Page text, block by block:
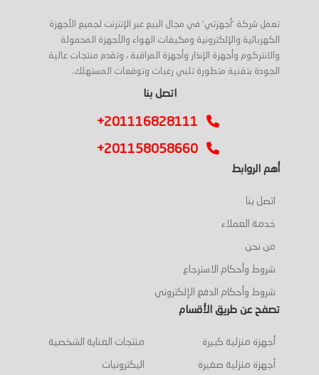
تعمل شركة 'أجهزتي' في مجال البيع عبر الإنترنت لجميع الأجهزة
الكهربائية والإلكترونية ومكيفات الهواء والأجهزة المحمولة
والانتركوم وأجهزة الإنذار وأجهزة المراقبة ، وتقدم منتجات عالية
الجودة بتقنية متطورة تلبي رغبات وتوقعات المستهلك.
اتصل بنا
+201116828111
+201158058660
أهم الروابط
اتصل بنا
خدمة العملاء
من نحن
شروط وأحكام الاسترجاع
شروط وأحكام الدفع الإلكتروني
تصفح عن طريق الأقسام
أجهزة منزلية كبيرة
أجهزة منزلية صغيرة
منتجات العناية الشخصية
اليكترونيات